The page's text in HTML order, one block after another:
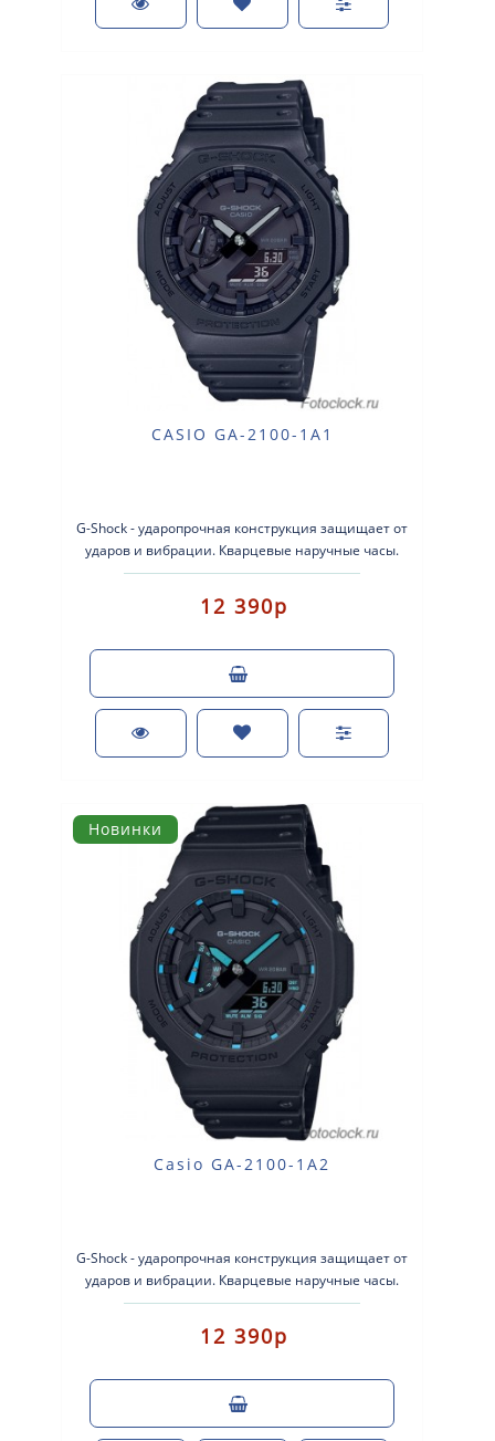
CASIO GA-2100-1A1
G-Shock - ударопрочная конструкция защищает от
ударов и вибрации. Кварцевые наручные часы.
Экран: Стрелки + электроника...
12 390р
Новинки
Casio GA-2100-1A2
G-Shock - ударопрочная конструкция защищает от
ударов и вибрации. Кварцевые наручные часы.
Экран: Стрелки + эл..
12 390р